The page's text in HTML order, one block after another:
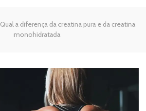
Qual a diferença da creatina pura e da creatina
monohidratada